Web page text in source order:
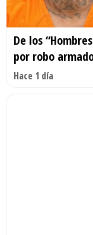
De los
por robo
Hace 1 día